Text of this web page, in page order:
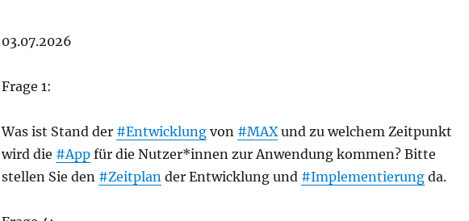
03.07.2026
Frage 1:
Was ist Stand der #Entwicklungvon #MAXund zu welchem Zeitpunkt
wird die #Appfür die Nutzer*innen zur Anwendung kommen? Bitte
stellen Sie den #Zeitplander Entwicklung und #Implementierungda.